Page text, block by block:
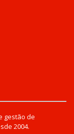
gestão de
2004.